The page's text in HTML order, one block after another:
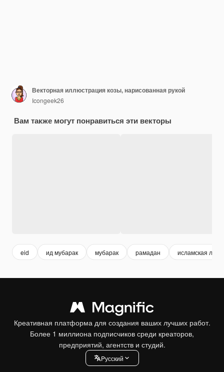
Векторная иллюстрация козы, нарисованная рукой
Icongeek26
Вам также могут понравиться эти векторы
eid ид мубарак мубарак рамадан исламская луна
Креативная платформа для создания ваших лучших работ.
Более 1 миллиона подписчиков среди креаторов,
предприятий, агентств и студий.
Pусский